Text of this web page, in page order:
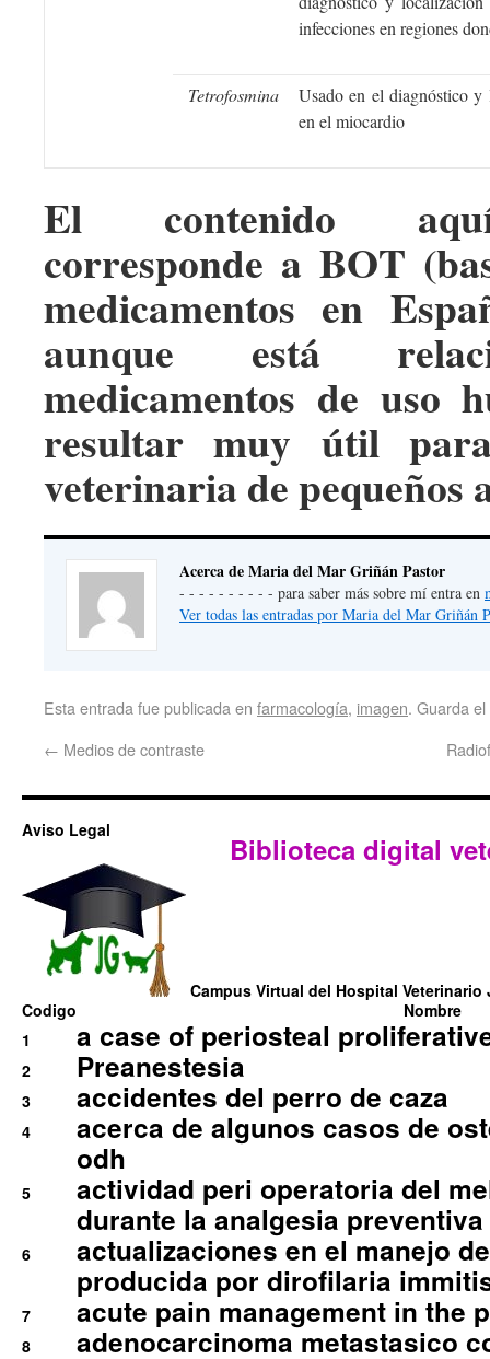
infecciones en regiones
Tetrofosmina
Usado en el diagnóstico
en el miocardio
El contenido
corresponde a BOT
medicamentos en
aunque está
medicamentos de uso
resultar muy útil
veterinaria de pequeños
Acerca de Maria del Mar Griñán Pastor
- - - - - - - - - - para saber más sobre mí entra en
Ver todas las entradas por Maria del Mar Griñán
Esta entrada fue publicada en farmacología, imagen. Guarda el
← Medios de contraste
Aviso Legal
Biblioteca digital
Campus Virtual del Hospital Veterinario
Codigo
Nombre
1
a case of periosteal
2 Preanestesia
3 accidentes del perro de caza
4
acerca de algunos casos de
odh
5
actividad peri operatoria del
durante la analgesia
6
actualizaciones en el manejo
producida por dirofilaria
7 acute pain management in the
8
adenocarcinoma metastasico